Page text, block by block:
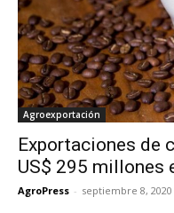
Agroexportación
Exportaciones de
US$ 295 millones
AgroPress - septiembre 8, 2020